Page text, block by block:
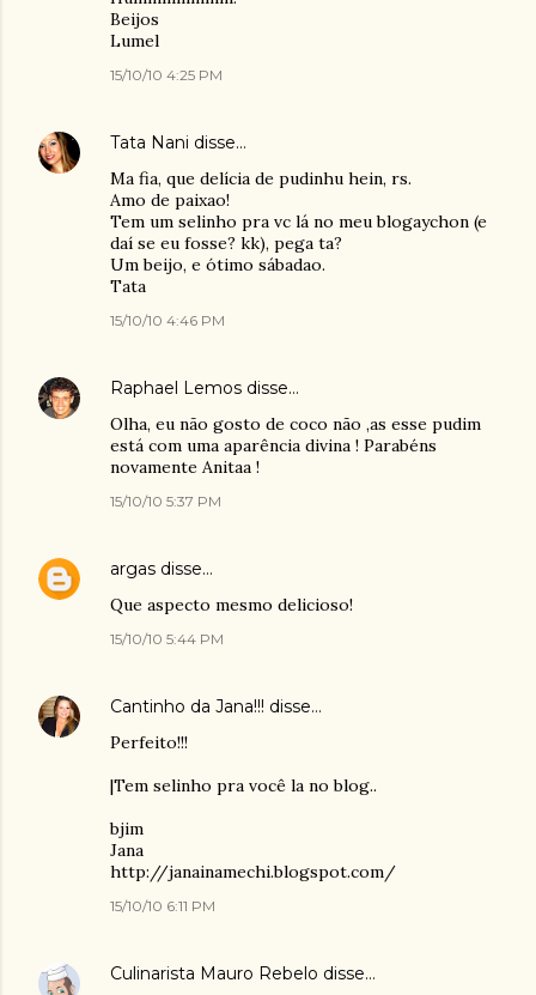
Beijos
Lumel
15/10/10 4:25 PM
Tata Nani disse…
Ma fia, que delícia de pudinhu hein, rs.
Amo de paixao!
Tem um selinho pra vc lá no meu blogaychon (e
daí se eu fosse? kk), pega ta?
Um beijo, e ótimo sábadao.
Tata
15/10/10 4:46 PM
Raphael Lemos disse…
Olha, eu não gosto de coco não ,as esse pudim
está com uma aparência divina ! Parabéns
novamente Anitaa !
15/10/10 5:37 PM
argas disse…
Que aspecto mesmo delicioso!
15/10/10 5:44 PM
Cantinho da Jana!!! disse…
Perfeito!!!
|Tem selinho pra você la no blog..
bjim
Jana
http://janainamechi.blogspot.com/
15/10/10 6:11 PM
Culinarista Mauro Rebelo disse…